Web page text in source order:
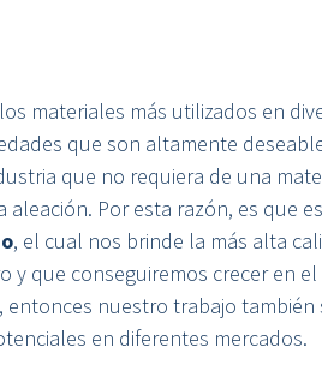
materiales más utilizados en
que son altamente
que no requiera de una
aleación. Por esta razón, es que
, el cual nos brinde la más alta
y que conseguiremos crecer en
entonces nuestro trabajo
en diferentes mercados.